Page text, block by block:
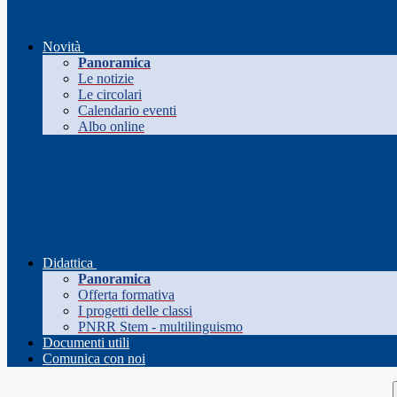
Novità
Panoramica
Le notizie
Le circolari
Calendario eventi
Albo online
Didattica
Panoramica
Offerta formativa
I progetti delle classi
PNRR Stem - multilinguismo
Documenti utili
Comunica con noi